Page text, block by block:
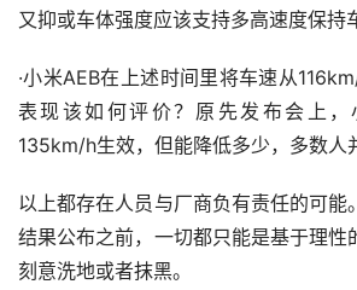
又抑或车体强度应该支持多高速度保持
·小米AEB在上述时间里将车速从
表现该如何评价？原先发布会上，
135km/h生效，但能降低多少，多数人
以上都存在人员与厂商负有责任的可能
结果公布之前，一切都只能是基于理性
刻意洗地或者抹黑。